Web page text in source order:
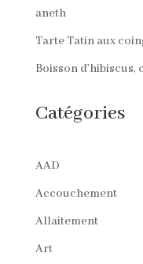
aneth
Tarte Tatin aux
Boisson
Catégories
AAD
Accouchement
Allaitement
Art